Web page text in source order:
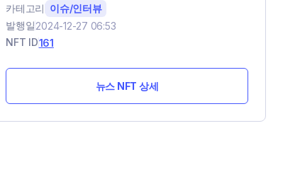
카테고리 이슈/인터뷰
발행일2024-12-27 06:53
NFT ID161
뉴스 NFT 상세